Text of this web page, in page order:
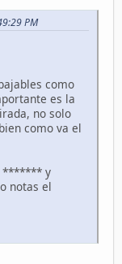
PM
como
es la
no solo
como va el
******* y
notas el